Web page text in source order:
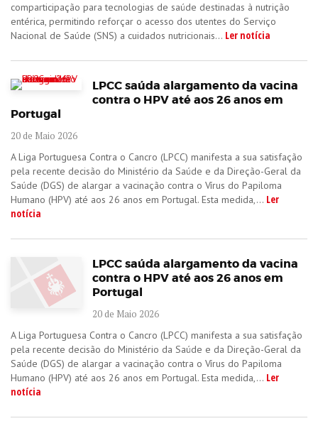
comparticipação para tecnologias de saúde destinadas à nutrição
entérica, permitindo reforçar o acesso dos utentes do Serviço
Nacional de Saúde (SNS) a cuidados nutricionais... Ler notícia
LPCC saúda alargamento da vacina
contra o HPV até aos 26 anos em
Portugal
20 de Maio 2026
A Liga Portuguesa Contra o Cancro (LPCC) manifesta a sua satisfação
pela recente decisão do Ministério da Saúde e da Direção-Geral da
Saúde (DGS) de alargar a vacinação contra o Vírus do Papiloma
Humano (HPV) até aos 26 anos em Portugal. Esta medida,... Ler
notícia
LPCC saúda alargamento da vacina
contra o HPV até aos 26 anos em
Portugal
20 de Maio 2026
A Liga Portuguesa Contra o Cancro (LPCC) manifesta a sua satisfação
pela recente decisão do Ministério da Saúde e da Direção-Geral da
Saúde (DGS) de alargar a vacinação contra o Vírus do Papiloma
Humano (HPV) até aos 26 anos em Portugal. Esta medida,... Ler
notícia